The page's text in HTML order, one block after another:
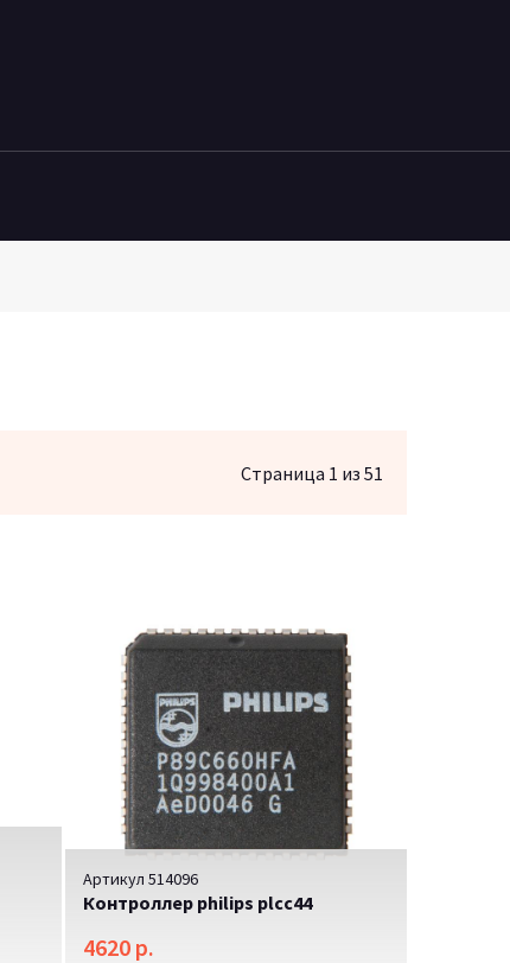
Страница 1 из 51
Артикул 514096
Контроллер philips plcc44
4620 р.